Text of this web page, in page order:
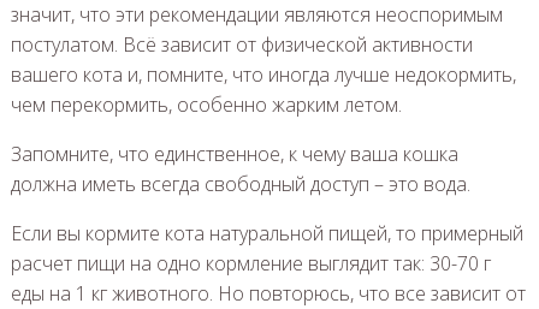
значит, что эти рекомендации являются неоспоримым
постулатом. Всё зависит от физической активности
вашего кота и, помните, что иногда лучше недокормить,
чем перекормить, особенно жарким летом.
Запомните, что единственное, к чему ваша кошка
должна иметь всегда свободный доступ – это вода.
Если вы кормите кота натуральной пищей, то примерный
расчет пищи на одно кормление выглядит так: 30-70 г
еды на 1 кг животного. Но повторюсь, что все зависит от